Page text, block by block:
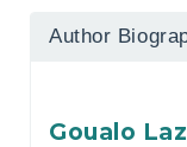
Author
Goualo